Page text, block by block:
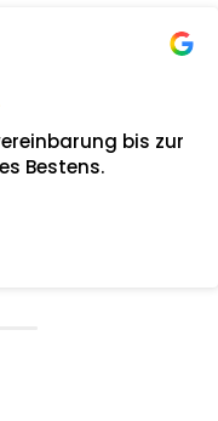
bis zur
Bestens.